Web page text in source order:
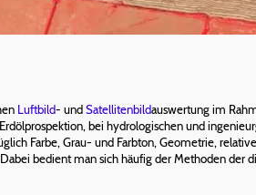
Luftbild- undSatellitenbildauswertung im
bei hydrologischen und
Farbe, Grau- und Farbton, Geometrie,
bedient man sich häufig der Methoden der